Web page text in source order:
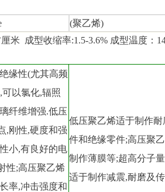
(聚乙烯)
米  成型收缩率:1.5-3.6% 成型温度：
缘性(尤其高频
以氯化,辐照
纤维增强.低压
,刚性,硬度和强
小,有良好的电
性;高压聚乙烯
率,冲击强度和
低压聚乙烯适于制作耐
件和绝缘零件;高压聚
制作薄膜等;超高分子
适于制作减震,耐磨及